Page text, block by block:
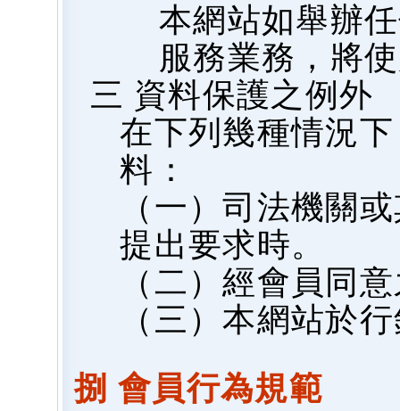
本網站如舉辦
服務業務，將
三 資料保護之例外
在下列幾種情況
料：
（一）司法機關
提出要求時。
（二）經會員同
（三）本網站於
捌 會員行為規範